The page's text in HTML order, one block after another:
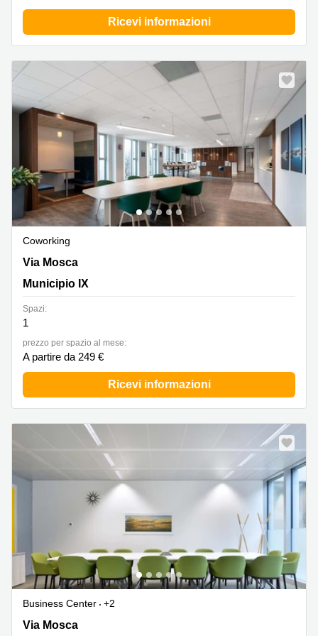
Ricevi informazioni
Coworking
Via Mosca 32, Municipio IX
Via Mosca
Municipio IX
Spazi:
1
prezzo per spazio al mese:
A partire da 249 €
Ricevi informazioni
Business Center
+2
Via Mosca 32, Municipio IX
Via Mosca